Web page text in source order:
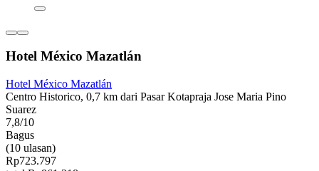
Hotel México Mazatlán
Hotel México Mazatlán
Centro Historico, 0,7 km dari Pasar Kotapraja Jose Maria Pino
Suarez
7,8/10
Bagus
(10 ulasan)
Rp723.797